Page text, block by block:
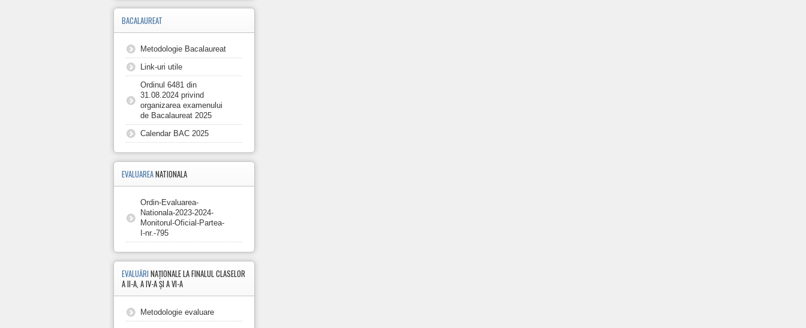
BACALAUREAT
Metodologie Bacalaureat
Link-uri utile
Ordinul 6481 din
31.08.2024 privind
organizarea examenului
de Bacalaureat 2025
Calendar BAC 2025
EVALUAREANATIONALA
Ordin-Evaluarea-
Nationala-2023-2024-
Monitorul-Oficial-Partea-
I-nr.-795
EVALUĂRI NAȚIONALE LA FINALUL CLASELOR
A II-A, A IV-A ȘI A VI-A
Metodologie evaluare